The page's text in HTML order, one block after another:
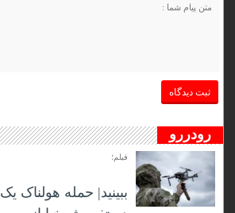
رودررو
فیلم؛
ببینید| حمله هولناک یک